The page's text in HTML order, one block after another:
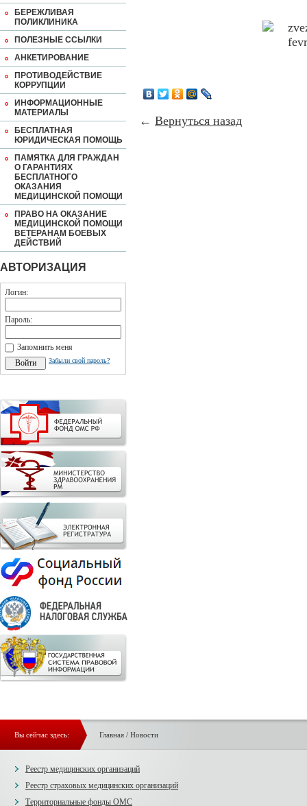
БЕРЕЖЛИВАЯ
ПОЛИКЛИНИКА
ПОЛЕЗНЫЕ ССЫЛКИ
АНКЕТИРОВАНИЕ
ПРОТИВОДЕЙСТВИЕ
КОРРУПЦИИ
ИНФОРМАЦИОННЫЕ
МАТЕРИАЛЫ
БЕСПЛАТНАЯ
ЮРИДИЧЕСКАЯ ПОМОЩЬ
ПАМЯТКА ДЛЯ ГРАЖДАН
О ГАРАНТИЯХ
БЕСПЛАТНОГО
ОКАЗАНИЯ
МЕДИЦИНСКОЙ ПОМОЩИ
ПРАВО НА ОКАЗАНИЕ
МЕДИЦИНСКОЙ ПОМОЩИ
ВЕТЕРАНАМ БОЕВЫХ
ДЕЙСТВИЙ
АВТОРИЗАЦИЯ
Логин:
Пароль:
Запомнить меня
Забыли свой пароль?
← Вернуться назад
Вы сейчас здесь: Главная/ Новости
Реестр медицинских организаций
Реестр страховых медицинских организаций
Территориальные фонды ОМС